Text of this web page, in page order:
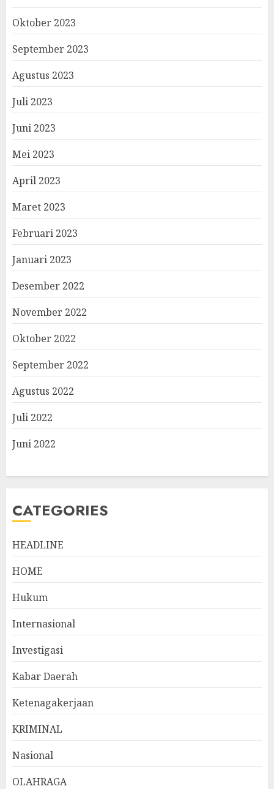
Oktober 2023
September 2023
Agustus 2023
Juli 2023
Juni 2023
Mei 2023
April 2023
Maret 2023
Februari 2023
Januari 2023
Desember 2022
November 2022
Oktober 2022
September 2022
Agustus 2022
Juli 2022
Juni 2022
CATEGORIES
HEADLINE
HOME
Hukum
Internasional
Investigasi
Kabar Daerah
Ketenagakerjaan
KRIMINAL
Nasional
OLAHRAGA